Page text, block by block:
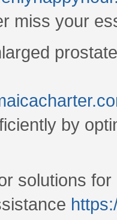
miss your
by
solutions